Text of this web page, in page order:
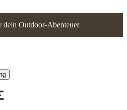
dein Outdoor-Abenteuer